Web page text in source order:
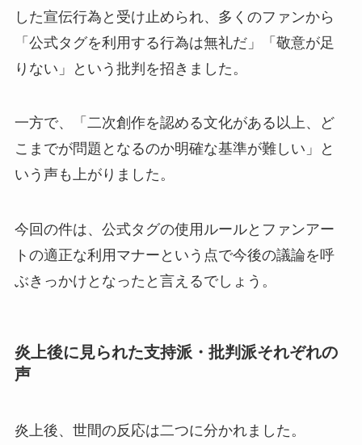
した宣伝行為と受け止められ、多くのファンから
「公式タグを利用する行為は無礼だ」「敬意が足
りない」という批判を招きました。
一方で、「二次創作を認める文化がある以上、ど
こまでが問題となるのか明確な基準が難しい」と
いう声も上がりました。
今回の件は、公式タグの使用ルールとファンアー
トの適正な利用マナーという点で今後の議論を呼
ぶきっかけとなったと言えるでしょう。
炎上後に見られた支持派・批判派それぞれの
声
炎上後、世間の反応は二つに分かれました。